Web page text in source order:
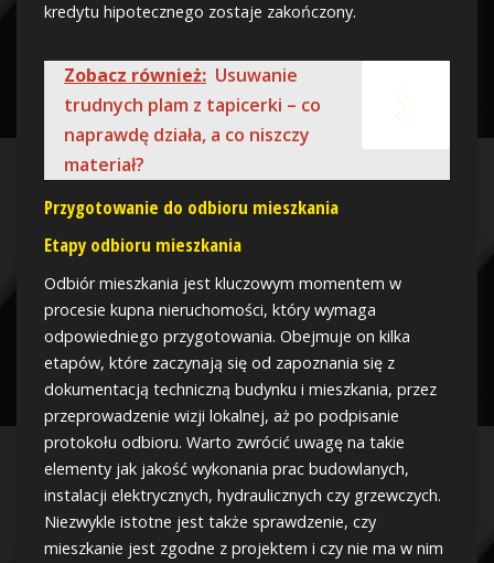
kredytu hipotecznego zostaje zakończony.
Zobacz również: Usuwanie
trudnych plam z tapicerki – co
naprawdę działa, a co niszczy
materiał?
Przygotowanie do odbioru mieszkania
Etapy odbioru mieszkania
Odbiór mieszkania jest kluczowym momentem w
procesie kupna nieruchomości, który wymaga
odpowiedniego przygotowania. Obejmuje on kilka
etapów, które zaczynają się od zapoznania się z
dokumentacją techniczną budynku i mieszkania, przez
przeprowadzenie wizji lokalnej, aż po podpisanie
protokołu odbioru. Warto zwrócić uwagę na takie
elementy jak jakość wykonania prac budowlanych,
instalacji elektrycznych, hydraulicznych czy grzewczych.
Niezwykle istotne jest także sprawdzenie, czy
mieszkanie jest zgodne z projektem i czy nie ma w nim